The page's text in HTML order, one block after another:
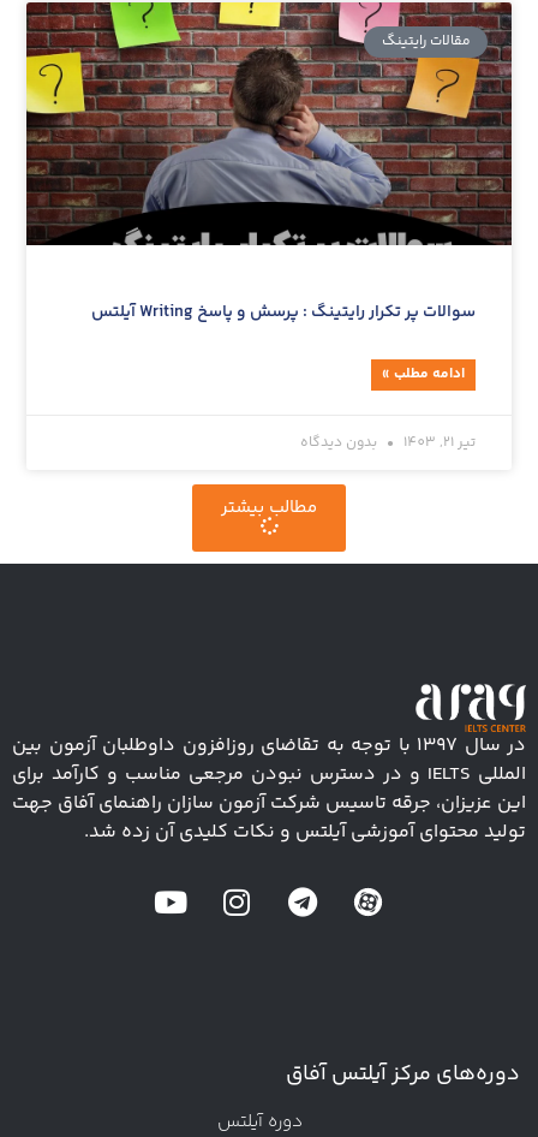
مقالات رایتینگ
سوالات پر تکرار رایتینگ : پرسش و پاسخ Writing آیلتس
ادامه مطلب »
تیر 21, 1403 بدون دیدگاه
مطالب بیشتر
در سال ۱۳۹۷ با توجه به تقاضای روزافزون داوطلبان آزمون بین
المللی IELTS و در دسترس نبودن مرجعی مناسب و کارآمد برای
این عزیزان، جرقه تاسیس شرکت آزمون سازان راهنمای آفاق جهت
تولید محتوای آموزشی آیلتس و نکات کلیدی آن زده شد.
دوره‌های مرکز آیلتس آفاق
دوره آیلتس